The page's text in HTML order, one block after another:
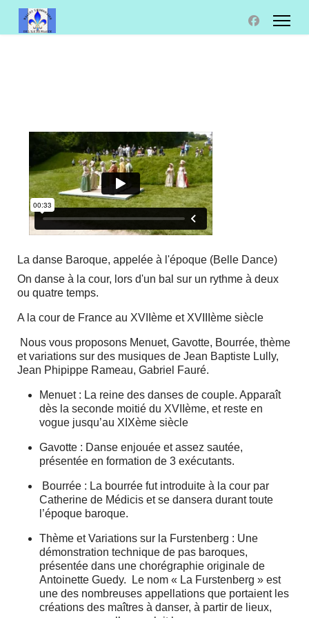
La danse Baroque, appelée à l'époque (Belle Dance)
On danse à la cour, lors d'un bal sur un rythme à deux
ou quatre temps.
A la cour de France au XVIIème et XVIIIème siècle
Nous vous proposons Menuet, Gavotte, Bourrée, thème
et variations sur des musiques de Jean Baptiste Lully,
Jean Phipippe Rameau, Gabriel Fauré.
Menuet : La reine des danses de couple. Apparaît
dès la seconde moitié du XVIIème, et reste en
vogue jusqu’au XIXème siècle
Gavotte : Danse enjouée et assez sautée,
présentée en formation de 3 exécutants.
Bourrée : La bourrée fut introduite à la cour par
Catherine de Médicis et se dansera durant toute
l’époque baroque.
Thème et Variations sur la Furstenberg : Une
démonstration technique de pas baroques,
présentée dans une chorégraphie originale de
Antoinette Guedy. Le nom « La Furstenberg » est
une des nombreuses appellations que portaient les
créations des maîtres à danser, à partir de lieux,